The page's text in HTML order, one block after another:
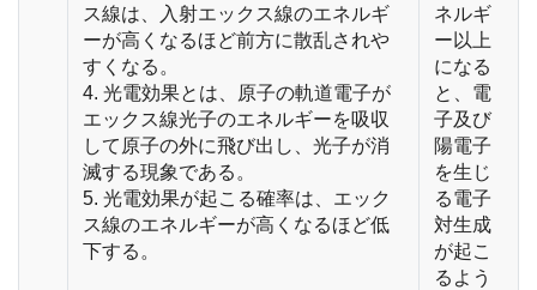
ス線は、入射エックス線のエネルギ
ーが高くなるほど前方に散乱されや
すくなる。
4. 光電効果とは、原子の軌道電子が
エックス線光子のエネルギーを吸収
して原子の外に飛び出し、光子が消
滅する現象である。
5. 光電効果が起こる確率は、エック
ス線のエネルギーが高くなるほど低
下する。
ネルギ
ー以上
になる
と、電
子及び
陽電子
を生じ
る電子
対生成
が起こ
るよう